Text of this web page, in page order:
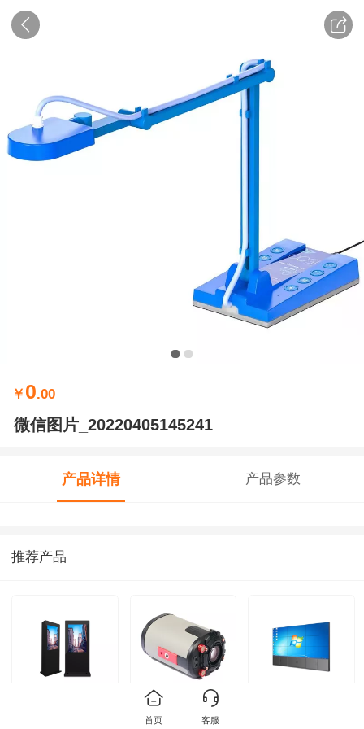
￥ 0.00
微信图片_20220405145241
产品详情 产品参数
推荐产品
WRL-UR10直播
首页 客服